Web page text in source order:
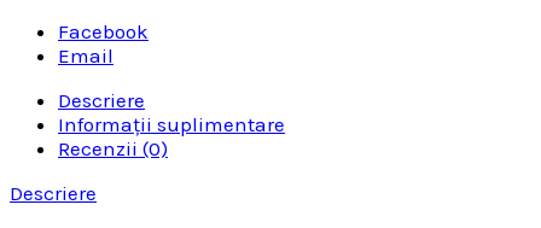
Facebook
Email
Descriere
Informații suplimentare
Recenzii (0)
Descriere